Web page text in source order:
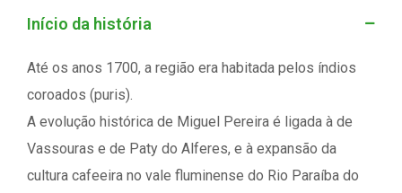
Início da história
Até os anos 1700, a região era habitada pelos índios
coroados (puris).
A evolução histórica de Miguel Pereira é ligada à de
Vassouras e de Paty do Alferes, e à expansão da
cultura cafeeira no vale fluminense do Rio Paraíba do